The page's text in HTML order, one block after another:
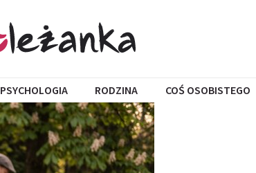
PSYCHOLOGIA RODZINA COŚ OSOBISTEGO